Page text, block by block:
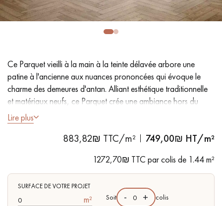
ACCESSOIRES PARQUET
Nos conseillers sont disponibles au
09-8899140
pas dans le choix et la pose de votre parquet.
Ce Parquet vieilli à la main à la teinte délavée arbore une
patine à l'ancienne aux nuances prononcées qui évoque le
charme des demeures d'antan. Alliant esthétique traditionnelle
et matériaux neufs, ce Parquet crée une ambiance hors du
temps, sereine et réconfortante.
- Lames Largeur généreuse 12 cm
- Vieilli à la main, Brossé, Raboté, Chanfreins vieillis des 4
côtés
- Choix Bohème - petits nœuds fermés, sans aubier
- Couche d'usure de 4 mm, équivalente à un parquet massif
Lire plus
883,82₪ TTC/m² 749,00₪ HT/m²
1272,70₪ TTC par colis de 1.44 m²
SURFACE DE VOTRE PROJET
m² Soit - + colis